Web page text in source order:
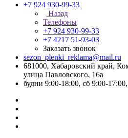
+7 924 930-99-33
Назад
Телефоны
+7 924 930-99-33
+7 4217 51-93-03
Заказать звонок
sezon_plenki_reklama@mail.ru
681000, Хабаровский край,
улица Павловского, 16а
будни 9:00-18:00, сб 9:00-